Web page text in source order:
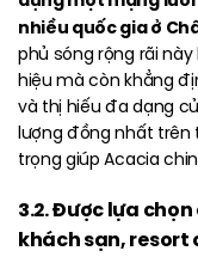
nhiều quốc gia ở
phủ sóng rộng rãi
hiệu mà còn khẳng
và thị hiếu đa dạng
lượng đồng nhất trên
trọng giúp Acacia
3.2. Được lựa
khách sạn, resort